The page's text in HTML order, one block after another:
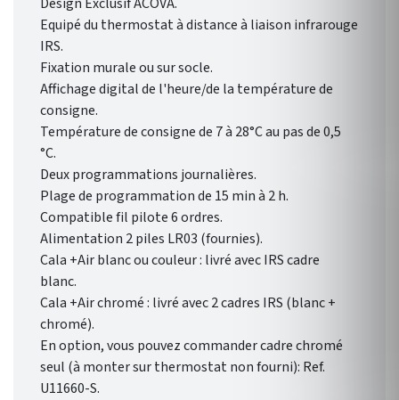
Equipé du thermostat à distance à liaison infrarouge
IRS.
Fixation murale ou sur socle.
Affichage digital de l'heure/de la température de
consigne.
Température de consigne de 7 à 28°C au pas de 0,5
°C.
Deux programmations journalières.
Plage de programmation de 15 min à 2 h.
Compatible fil pilote 6 ordres.
Alimentation 2 piles LR03 (fournies).
Cala +Air blanc ou couleur : livré avec IRS cadre
blanc.
Cala +Air chromé : livré avec 2 cadres IRS (blanc +
chromé).
En option, vous pouvez commander cadre chromé
seul (à monter sur thermostat non fourni): Ref.
U11660-S.